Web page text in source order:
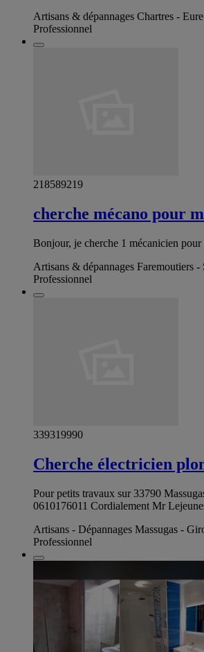
Artisans & dépannages Chartres -
Professionnel
218589219
cherche mécano pour
Bonjour, je cherche 1 mécanicien
Artisans & dépannages Faremoutiers -
Professionnel
339319990
Cherche électricien
Pour petits travaux sur 33790
0610176011 Cordialement Mr
Artisans - Dépannages Massugas -
Professionnel